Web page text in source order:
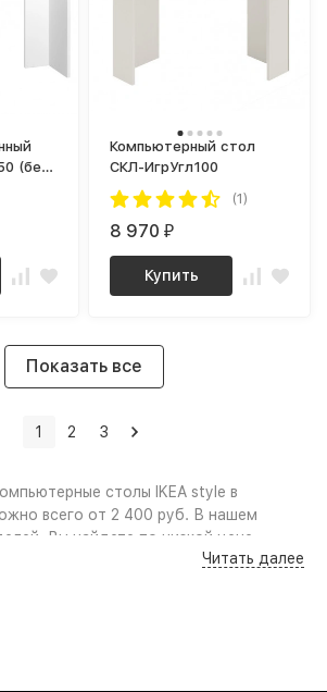
(без
Компьютерный стол
СКЛ-ИгрУгл100
(1)
8 970₽
Купить
Показать все
1 2 3
столы IKEA style в
всего от 2 400 руб. В нашем
Вы найдете по низкой цене
фото и удобный поиск поЧитать далее